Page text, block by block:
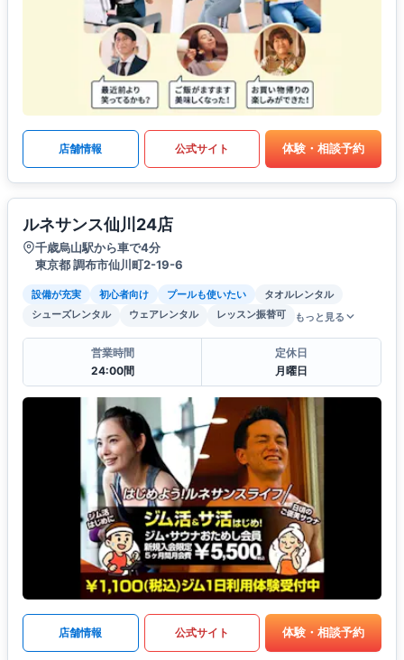
店舗情報 公式サイト 体験・相談予約
ルネサンス仙川24店
千歳烏山駅から車で4分
東京都 調布市仙川町2-19-6
設備が充実 初心者向け プールも使いたい
タオルレンタル
シューズレンタル
ウェアレンタル レッスン振替可 もっと見る
営業時間
24:00間
定休日
月曜日
店舗情報 公式サイト 体験・相談予約